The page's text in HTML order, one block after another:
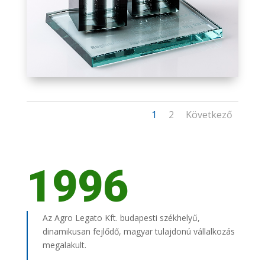
1 2 Következő
1996
Az Agro Legato Kft. budapesti székhelyű,
dinamikusan fejlődő, magyar tulajdonú vállalkozás
megalakult.